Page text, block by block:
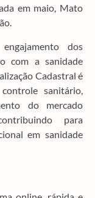
em maio, Mato
dos
com a sanidade
Cadastral é
sanitário,
do mercado
para
em sanidade